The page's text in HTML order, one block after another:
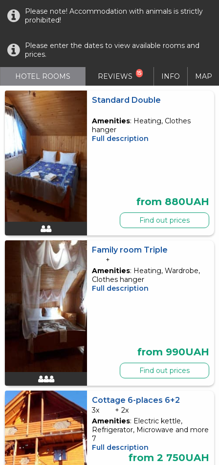
Please note! Accommodation with animals is strictly
prohibited!
Please enter the dates to view available rooms and
prices.
HOTEL ROOMS REVIEWS 15 INFO MAP
Standard Double
Amenities: Heating, Clothes
hanger
Full description
from 880UAH
Find out prices
Family room Triple
+
Amenities: Heating, Wardrobe,
Clothes hanger
Full description
from 990UAH
Find out prices
Cottage 6-places 6+2
3x
+ 2x
Amenities: Electric kettle,
Refrigerator, Microwave and more
7
Full description
from 2 750UAH